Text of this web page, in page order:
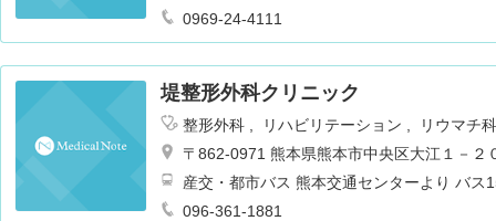
0969-24-4111
堤整形外科クリニック
整形外科 リハビリテーション
リウマチ
〒862-0971 熊本県熊本市中央区大江１－２
産交・都市バス 熊本交通センターより バス
096-361-1881